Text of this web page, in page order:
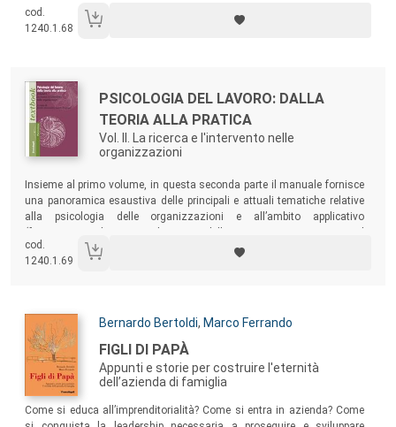
attuali tematiche relative al rapporto individuo-lavoro-contesto in una
prospettiva psicologica.
cod.
1240.1.68
Autori:
Titolo:
PSICOLOGIA DEL LAVORO: DALLA
TEORIA ALLA PRATICA
Vol. II. La ricerca e l'intervento nelle
organizzazioni
Sommario:
Insieme al primo volume, in questa seconda parte il manuale fornisce
una panoramica esaustiva delle principali e attuali tematiche relative
alla psicologia delle organizzazioni e all’ambito applicativo
setting e counseling).
cod.
1240.1.69
Autori:
Bernardo Bertoldi, Marco Ferrando
Titolo:
FIGLI DI PAPÀ
Appunti e storie per costruire l'eternità
dell’azienda di famiglia
Sommario:
Come si educa all’imprenditorialità? Come si entra in azienda? Come